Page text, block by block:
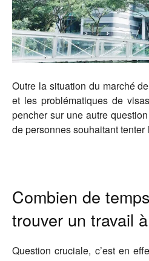
Outre la situation du marché
et les problématiques de
pencher sur une autre
de personnes souhaitant
Combien de
trouver un travail
Question cruciale, c’est en